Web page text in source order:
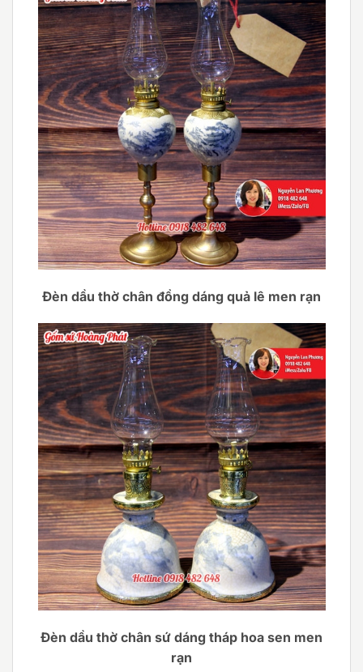
Đèn dầu thờ chân đồng dáng quả lê men rạn
Đèn dầu thờ chân sứ dáng tháp hoa sen men
rạn